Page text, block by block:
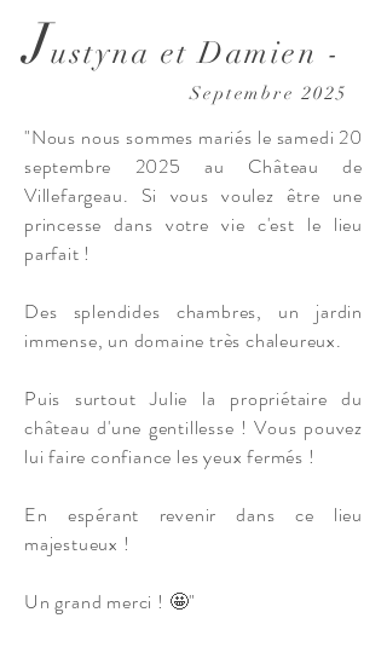
Justyna et Damien -
Septembre 2025
"Nous nous sommes mariés le samedi 20
septembre 2025 au Château de
Villefargeau. Si vous voulez être une
princesse dans votre vie c'est le lieu
parfait !
Des splendides chambres, un jardin
immense, un domaine très chaleureux.
Puis surtout Julie la propriétaire du
château d'une gentillesse ! Vous pouvez
lui faire confiance les yeux fermés !
En espérant revenir dans ce lieu
majestueux !
Un grand merci ! 🤩"